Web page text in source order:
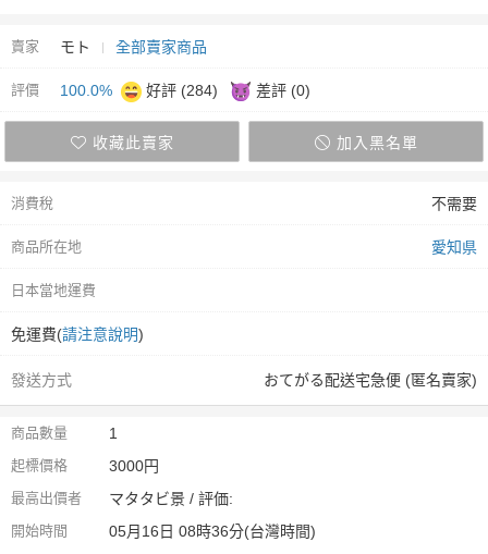
賣家 モト 全部賣家商品
評價 100.0% 好評 (284) 差評 (0)
收藏此賣家 加入黑名單
消費稅 不需要
商品所在地 愛知県
日本當地運費
免運費(請注意說明)
發送方式 おてがる配送宅急便 (匿名賣家)
商品數量 1
起標價格 3000円
最高出價者 マタタビ景 / 評価:
開始時間 05月16日 08時36分(台灣時間)